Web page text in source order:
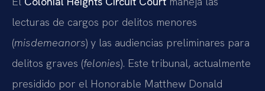
lecturas de cargos por delitos menores
(misdemeanors) y las audiencias preliminares para
delitos graves (felonies). Este tribunal, actualmente
presidido por el Honorable Matthew Donald